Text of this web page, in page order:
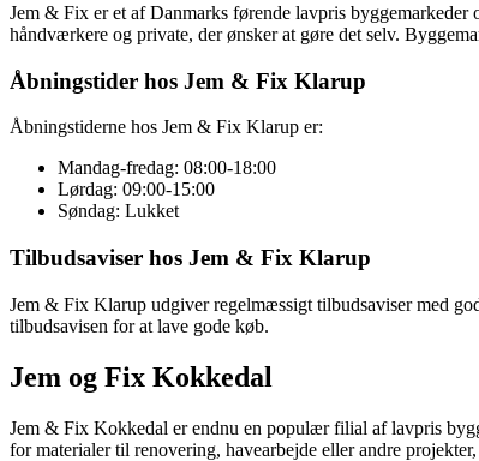
Jem & Fix er et af Danmarks førende lavpris
håndværkere og private, der ønsker at gøre det selv.
Åbningstider hos Jem & Fix Klarup
Åbningstiderne hos Jem & Fix Klarup er:
Mandag-fredag: 08:00-18:00
Lørdag: 09:00-15:00
Søndag: Lukket
Tilbudsaviser hos Jem & Fix Klarup
Jem & Fix Klarup udgiver regelmæssigt tilbudsaviser med
tilbudsavisen for at lave gode køb.
Jem og Fix Kokkedal
Jem & Fix Kokkedal er endnu en populær filial af lavpris
for materialer til renovering, havearbejde eller andre